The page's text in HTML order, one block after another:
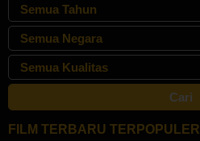
FILM TERBARU TERPOPULER